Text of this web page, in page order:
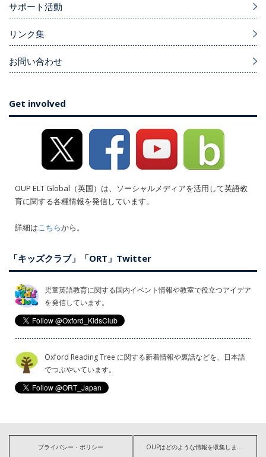
サポート活動
リンク集
お問い合わせ
Get involved
OUP ELT Global（英国）は、ソーシャルメディアを活用して英語教
育に関する各種情報を発信しています。
詳細はこちらから。
「キッズクラブ」「ORT」Twitter
児童英語教育に関する国内イベント情報や教室で役立つアイデア
を発信しています。
Oxford Reading Tree に関する新着情報や裏話などを、日本語
でつぶやいています。
プライバシー・ポリシー OUPはどのような情報を収集しますか?